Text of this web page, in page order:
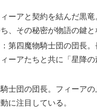
ーアと契約を結んだ黒
、その秘密が物語の鍵と
第四魔物騎士団の団長
ーアたちと共に「星降
士団の団長。フィーアの
に注目している。